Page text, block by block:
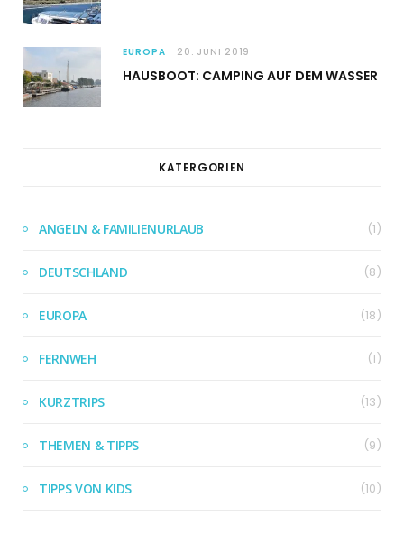
EUROPA 20. JUNI 2019
HAUSBOOT: CAMPING AUF DEM WASSER
KATERGORIEN
ANGELN & FAMILIENURLAUB (1)
DEUTSCHLAND (8)
EUROPA (18)
FERNWEH (1)
KURZTRIPS (13)
THEMEN & TIPPS (9)
TIPPS VON KIDS (10)